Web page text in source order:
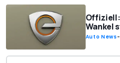
Offiziell:
Wankel
Auto News-